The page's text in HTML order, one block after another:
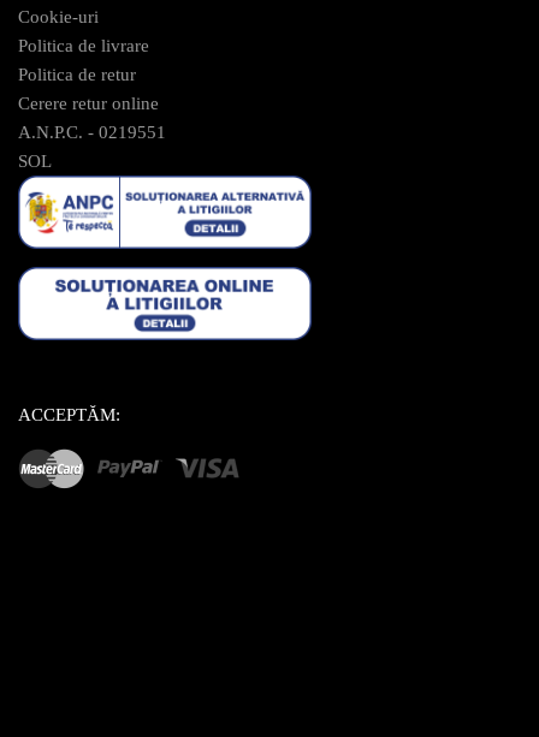
Cookie-uri
Politica de livrare
Politica de retur
Cerere retur online
A.N.P.C. - 0219551
SOL
ACCEPTĂM: